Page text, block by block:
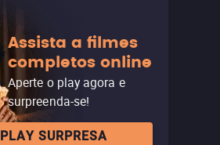
Assista a filmes
completos online
Aperte o play agora e
surpreenda-se!
PLAY SURPRESA